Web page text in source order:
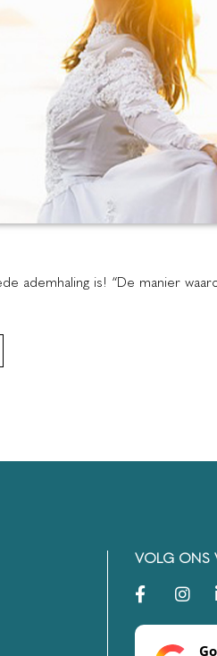
ademhaling is! “De manier
VOLG ONS